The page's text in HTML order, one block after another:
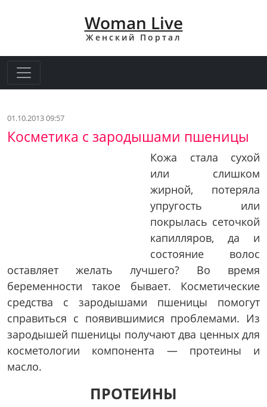
Woman Live
Женский Портал
01.10.2013 09:57
Косметика с зародышами пшеницы
Кожа стала сухой
или слишком
жирной, потеряла
упругость или
покрылась сеточкой
капилляров, да и
состояние волос
оставляет желать лучшего? Во время
беременности такое бывает. Косметические
средства с зародышами пшеницы помогут
справиться с появившимися проблемами. Из
зародышей пшеницы получают два ценных для
косметологии компонента — протеины и
масло.
ПРОТЕИНЫ